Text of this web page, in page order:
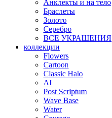
Анклекты и на тело
Браслеты
Золото
Серебро
ВСЕ УКРАШЕНИЯ
коллекции
Flowers
Cartoon
Classic Halo
AI
Post Scriptum
Wave Base
Water